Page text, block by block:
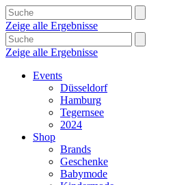
Zeige alle Ergebnisse
Zeige alle Ergebnisse
Events
Düsseldorf
Hamburg
Tegernsee
2024
Shop
Brands
Geschenke
Babymode